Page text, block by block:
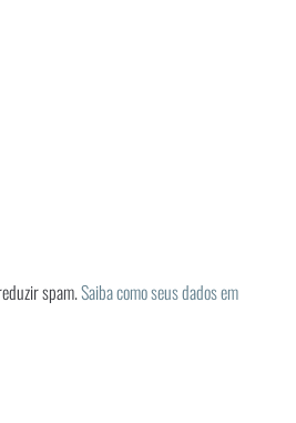
spam.Saiba como seus dados em